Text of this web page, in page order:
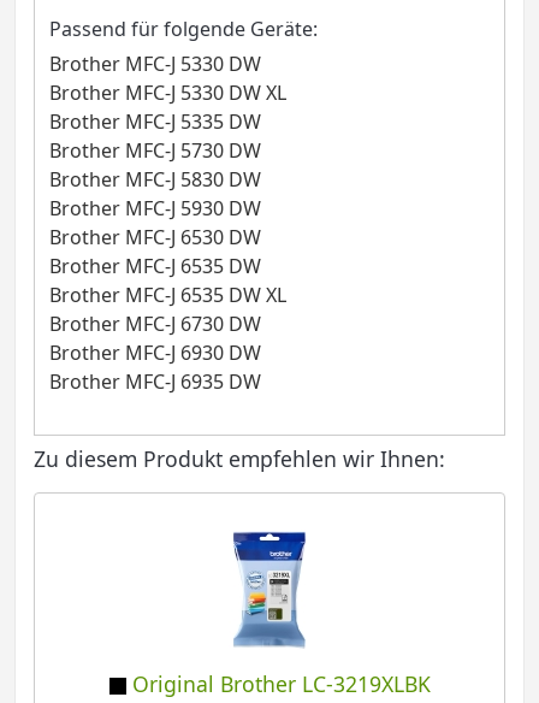
Passend für folgende Geräte:
Brother MFC-J 5330 DW
Brother MFC-J 5330 DW XL
Brother MFC-J 5335 DW
Brother MFC-J 5730 DW
Brother MFC-J 5830 DW
Brother MFC-J 5930 DW
Brother MFC-J 6530 DW
Brother MFC-J 6535 DW
Brother MFC-J 6535 DW XL
Brother MFC-J 6730 DW
Brother MFC-J 6930 DW
Brother MFC-J 6935 DW
Zu diesem Produkt empfehlen wir Ihnen:
Original Brother LC-3219XLBK